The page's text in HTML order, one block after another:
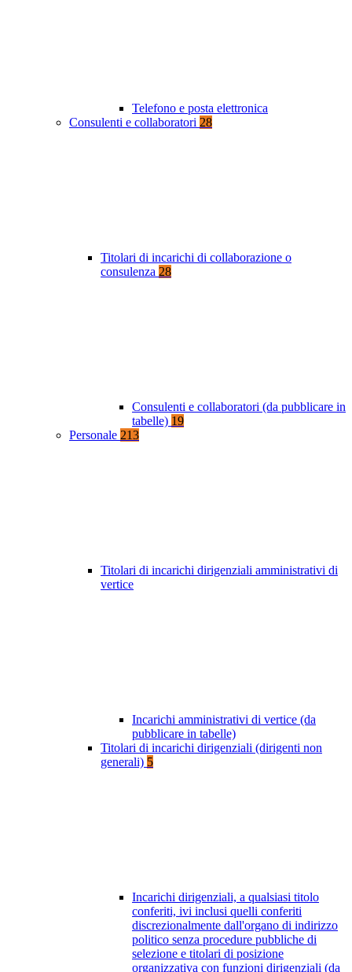
Telefono e posta elettronica
Consulenti e collaboratori 28
Titolari di incarichi di collaborazione o
consulenza 28
Consulenti e collaboratori (da pubblicare in
tabelle) 19
Personale 213
Titolari di incarichi dirigenziali amministrativi di
vertice
Incarichi amministrativi di vertice (da
pubblicare in tabelle)
Titolari di incarichi dirigenziali (dirigenti non
generali) 5
Incarichi dirigenziali, a qualsiasi titolo
conferiti, ivi inclusi quelli conferiti
discrezionalmente dall'organo di indirizzo
politico senza procedure pubbliche di
selezione e titolari di posizione
organizzativa con funzioni dirigenziali (da